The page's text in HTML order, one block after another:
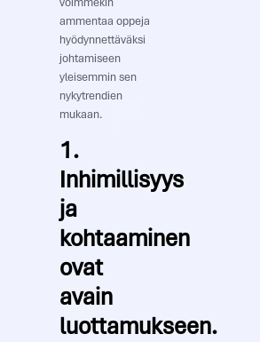
ammentaa oppeja
hyödynnettäväksi
johtamiseen
yleisemmin sen
nykytrendien
mukaan.
1.
Inhimillisyys
ja
kohtaaminen
ovat
avain
luottamukseen.